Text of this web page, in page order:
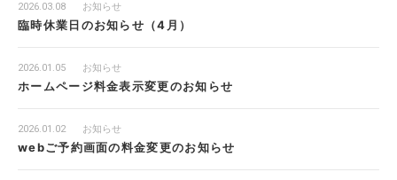
2026.03.08 お知らせ
臨時休業日のお知らせ（4月）
2026.01.05 お知らせ
ホームページ料金表示変更のお知らせ
2026.01.02 お知らせ
webご予約画面の料金変更のお知らせ